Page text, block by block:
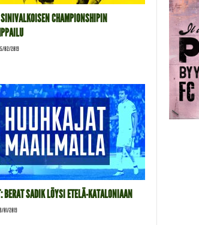
CHAMPIONSHIPIN
02/2019
BERAT SADIK LÖYSI ETELÄ-KATALONIAAN
01/2019